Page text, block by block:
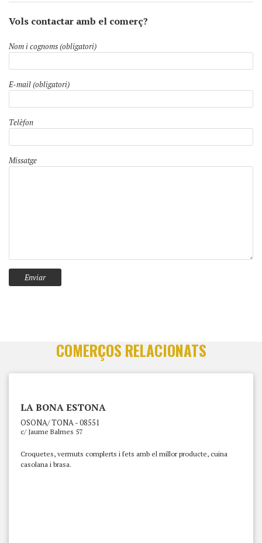
Vols contactar amb el comerç?
Nom i cognoms (obligatori)
E-mail (obligatori)
Telèfon
Missatge
COMERÇOS RELACIONATS
LA BONA ESTONA
OSONA/ TONA - 08551
c/ Jaume Balmes 57
Croquetes, vermuts complerts i fets amb el millor producte, cuina
casolana i brasa.